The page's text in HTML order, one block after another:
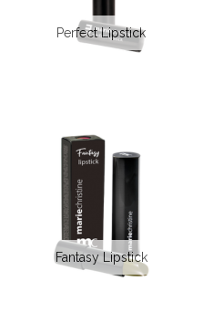
Perfect Lipstick
Fantasy Lipstick